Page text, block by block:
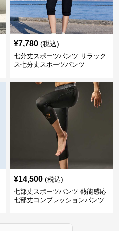
¥7,780 (税込)
七分丈スポーツパンツ リラック
ス七分丈スポーツパンツ
¥14,500 (税込)
七部丈スポーツパンツ 熱能感応
七部丈コンプレッションパンツ